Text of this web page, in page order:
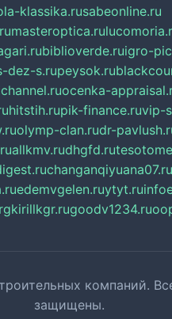
klassika.rusabeonline.ru
masteroptica.ru
biblioverde.ruigro-
dez-s.rupeysok.ru
ocenka-
hitstih.rupik-finance.ruvip-
olymp-clan.rudr-
allkmv.rudhgfd.ru
changanqiyuana07.ru
edemvgelen.ruytyt.ru
kirillkgr.rugoodv1234.ru
компаний.
защищены.